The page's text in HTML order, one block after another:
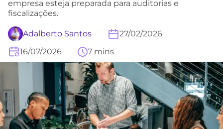
empresa esteja preparada para auditorias e
fiscalizações.
Adalberto Santos
27/02/2026
16/07/2026
7 mins